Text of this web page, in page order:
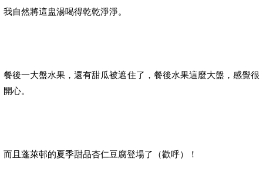
我自然將這盅湯喝得乾乾淨淨。
餐後一大盤水果，還有甜瓜被遮住了，餐後水果這麼大盤，感覺很
開心。
而且蓬萊邨的夏季甜品杏仁豆腐登場了（歡呼）！